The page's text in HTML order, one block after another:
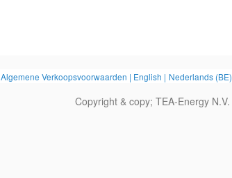
Algemene Verkoopsvoorwaarden | English | Nederlands (BE)
Copyright & copy; TEA-Energy N.V.